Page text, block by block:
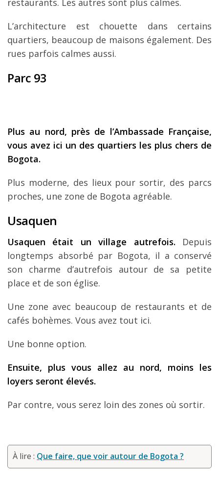
restaurants. Les autres sont plus calmes.
L’architecture est chouette dans certains
quartiers, beaucoup de maisons également. Des
rues parfois calmes aussi.
Parc 93
Plus au nord, près de l’Ambassade Française,
vous avez ici un des quartiers les plus chers de
Bogota.
Plus moderne, des lieux pour sortir, des parcs
proches, une zone de Bogota agréable.
Usaquen
Usaquen était un village autrefois. Depuis
longtemps absorbé par Bogota, il a conservé
son charme d’autrefois autour de sa petite
place et de son église.
Une zone avec beaucoup de restaurants et de
cafés bohèmes. Vous avez tout ici.
Une bonne option.
Ensuite, plus vous allez au nord, moins les
loyers seront élevés.
Par contre, vous serez loin des zones où sortir.
À lire : Que faire, que voir autour de Bogota ?